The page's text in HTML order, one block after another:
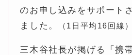
のお申し込みをサポート
ました。
（1日平均16回線）
三木谷社長が掲げる「携